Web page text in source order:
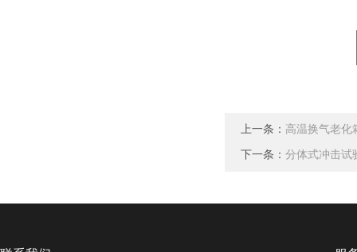
上一条： 高温换气老化
下一条： 分体式冲击试